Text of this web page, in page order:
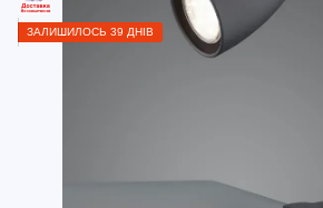
ЗАЛИШИЛОСЬ 39 ДНІВ